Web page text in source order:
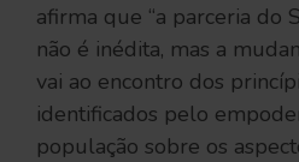
afirma que “a parceria do
não é inédita, mas a
vai ao encontro dos
identificados pelo
população sobre os